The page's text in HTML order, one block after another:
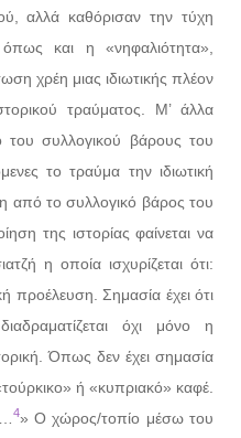
αλλά καθόρισαν την τύχη
και η «νηφαλιότητα»,
χρέη μιας ιδιωτικής πλέον
τραύματος. Μ’ άλλα
του συλλογικού βάρους του
το τραύμα την ιδιωτική
από το συλλογικό βάρος του
της ιστορίας φαίνεται να
η οποία ισχυρίζεται ότι:
προέλευση. Σημασία έχει ότι
όχι μόνο η
Όπως δεν έχει σημασία
ή «κυπριακό» καφέ.
4» Ο χώρος/τοπίο μέσω του